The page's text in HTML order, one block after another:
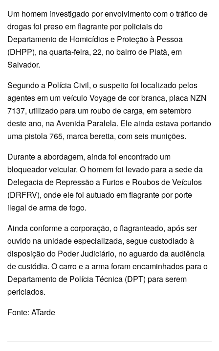
Um homem investigado por envolvimento com o tráfico de
drogas foi preso em flagrante por policiais do
Departamento de Homicídios e Proteção à Pessoa
(DHPP), na quarta-feira, 22, no bairro de Piatã, em
Salvador.
Segundo a Polícia Civil, o suspeito foi localizado pelos
agentes em um veículo Voyage de cor branca, placa NZN
7137, utilizado para um roubo de carga, em setembro
deste ano, na Avenida Paralela. Ele ainda estava portando
uma pistola 765, marca beretta, com seis munições.
Durante a abordagem, ainda foi encontrado um
bloqueador veicular. O homem foi levado para a sede da
Delegacia de Repressão a Furtos e Roubos de Veículos
(DRFRV), onde ele foi autuado em flagrante por porte
ilegal de arma de fogo.
Ainda conforme a corporação, o flagranteado, após ser
ouvido na unidade especializada, segue custodiado à
disposição do Poder Judiciário, no aguardo da audiência
de custódia. O carro e a arma foram encaminhados para o
Departamento de Polícia Técnica (DPT) para serem
periciados.
Fonte: ATarde